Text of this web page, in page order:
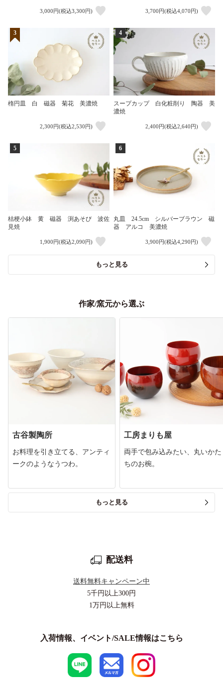
3,000円(税込3,300円) 3,700円(税込4,070円)
3
楕円皿 白 磁器 菊花 美濃焼
2,300円(税込2,530円)
4
スープカップ 白化粧削り 陶器 美
濃焼
2,400円(税込2,640円)
5
桔梗小鉢 黄 磁器 渕あそび 波佐
見焼
1,900円(税込2,090円)
6
丸皿 24.5cm シルバーブラウン 磁
器 アルコ 美濃焼
3,900円(税込4,290円)
もっと見る
作家/窯元から選ぶ
古谷製陶所
お料理を引き立てる、アンティ
ークのようなうつわ。
工房まりも屋
両手で包み込みたい、丸いかた
ちのお椀。
もっと見る
配送料
送料無料キャンペーン中
5千円以上300円
1万円以上無料
入荷情報、イベント/SALE情報はこちら